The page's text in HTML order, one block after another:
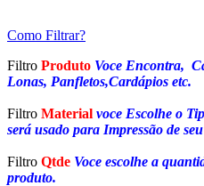
Como Filtrar?
Filtro Produto Voce Encontra,
Lonas, Panfletos,Cardápios etc.
Filtro Material voce Escolhe o
será usado para Impressão de
Filtro Qtde Voce escolhe a
produto.